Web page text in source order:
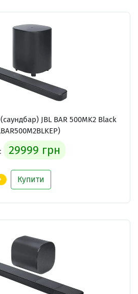
JBL BAR 500MK2 Black
29999 грн
Купити